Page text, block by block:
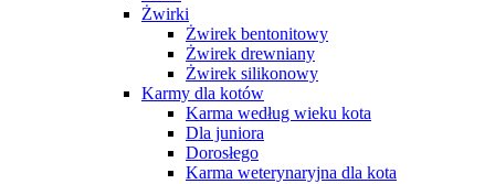
Żwirki
Żwirek bentonitowy
Żwirek drewniany
Żwirek silikonowy
Karmy dla kotów
Karma według wieku kota
Dla juniora
Dorosłego
Karma weterynaryjna dla kota